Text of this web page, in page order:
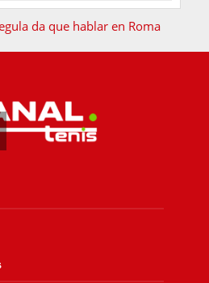
da que hablar en Roma